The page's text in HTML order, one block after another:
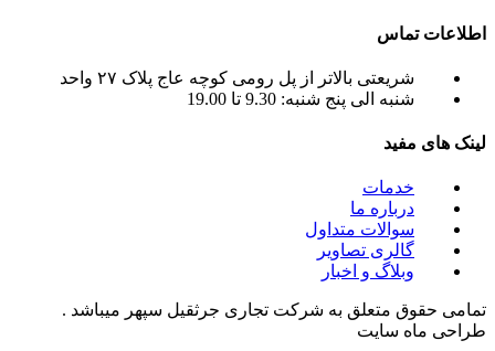
اطلاعات تماس
شریعتی بالاتر از پل رومی کوچه عاج پلاک ۲۷ واحد
شنبه الی پنج شنبه: 9.30 تا 19.00
لینک های مفید
خدمات
درباره ما
سوالات متداول
گالری تصاویر
وبلاگ و اخبار
تمامی حقوق متعلق به شرکت تجاری جرثقیل سپهر میباشد .
طراحی ماه سایت